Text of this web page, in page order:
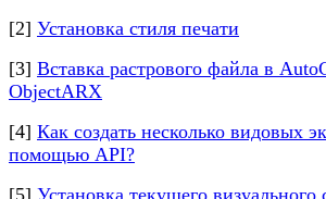
[2] Установка стиля печати
[3] Вставка растрового файла в
ObjectARX
[4] Как создать несколько видовых
помощью API?
[5] Установка текущего визуального